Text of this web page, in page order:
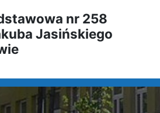
nr 258
Jasińskiego